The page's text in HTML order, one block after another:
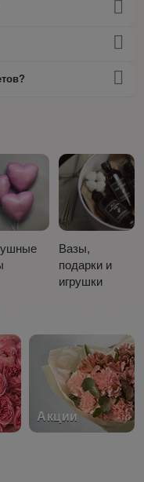
Вазы,
подарки и
игрушки
Акции